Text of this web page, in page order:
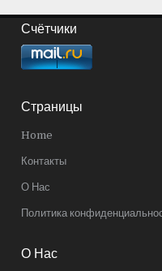
Счётчики
Страницы
Home
Контакты
О Нас
Политика
О Нас